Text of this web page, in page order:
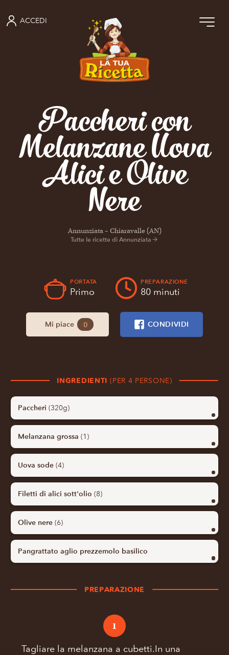
ACCEDI
Paccheri con
Melanzane Uova
Alici e Olive
Nere
Annunziata – Chiaravalle (AN)
Tutte le ricette di Annunziata
PORTATA
Primo
PREPARAZIONE
80 minuti
Mi piace 0 CONDIVIDI
INGREDIENTI (PER 4 PERSONE)
Paccheri (320g)
Melanzana grossa (1)
Uova sode (4)
Filetti di alici sott'olio (8)
Olive nere (6)
Pangrattato aglio prezzemolo basilico
PREPARAZIONE
1
Tagliare la melanzana a cubetti.In una